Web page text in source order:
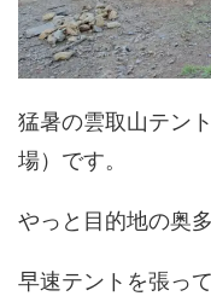
猛暑の雲取山テン
場）です。
やっと目的地の奥
早速テントを張っ